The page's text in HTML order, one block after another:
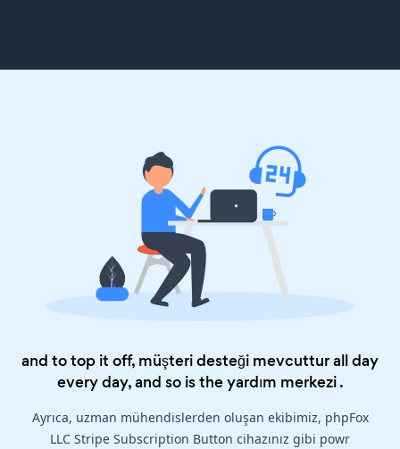
and to top it off, müşteri desteği mevcuttur all day
every day, and so is theyardım merkezi.
Ayrıca, uzman mühendislerden oluşan ekibimiz, phpFox
LLC Stripe Subscription Button cihazınız gibi powr